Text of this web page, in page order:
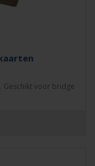
Geschikt voor bridge